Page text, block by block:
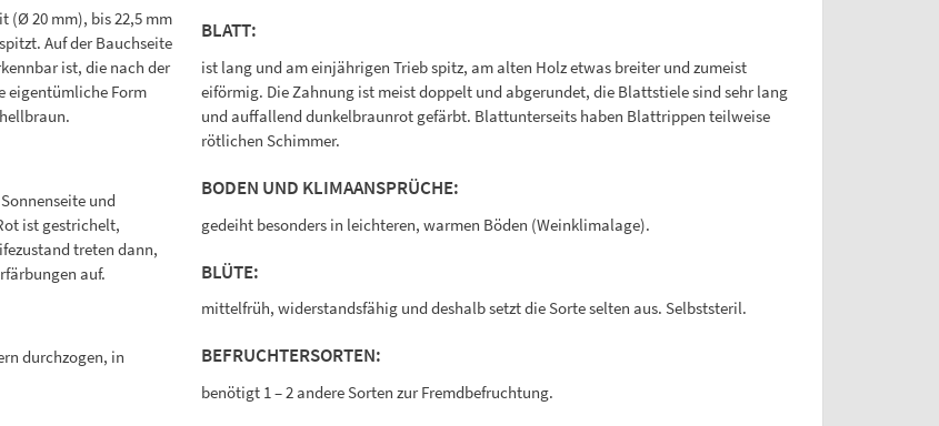
(Ø 20 mm), bis 22,5 mm
Auf der Bauchseite
ist, die nach der
eigentümliche Form
und
ist gestrichelt,
treten dann,
auf.
durchzogen, in
BLATT:
ist lang und am einjährigen Trieb spitz, am alten Holz etwas breiter und zumeist
eiförmig. Die Zahnung ist meist doppelt und abgerundet, die Blattstiele sind sehr lang
und auffallend dunkelbraunrot gefärbt. Blattunterseits haben Blattrippen teilweise
rötlichen Schimmer.
BODEN UND KLIMAANSPRÜCHE:
gedeiht besonders in leichteren, warmen Böden (Weinklimalage).
BLÜTE:
mittelfrüh, widerstandsfähig und deshalb setzt die Sorte selten aus. Selbststeril.
BEFRUCHTERSORTEN:
benötigt 1 – 2 andere Sorten zur Fremdbefruchtung.